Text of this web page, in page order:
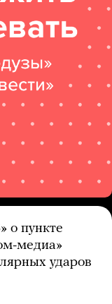
о пункте
медиа»
ударов